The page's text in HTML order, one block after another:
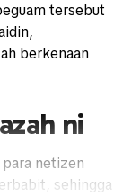
tersebut
berkenaan
ni
netizen
sehingga